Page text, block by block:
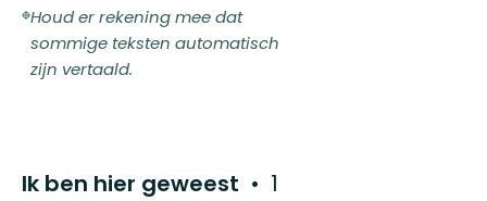
Houd er rekening mee dat
sommige teksten automatisch
zijn vertaald.
Ik ben hier geweest 1